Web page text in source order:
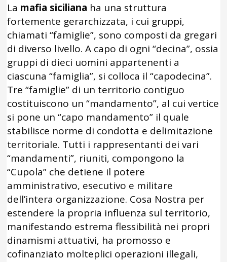
La mafia siciliana ha una struttura
fortemente gerarchizzata, i cui gruppi,
chiamati “famiglie”, sono composti da gregari
di diverso livello. A capo di ogni “decina”, ossia
gruppi di dieci uomini appartenenti a
ciascuna “famiglia”, si colloca il “capodecina”.
Tre “famiglie” di un territorio contiguo
costituiscono un “mandamento”, al cui vertice
si pone un “capo mandamento” il quale
stabilisce norme di condotta e delimitazione
territoriale. Tutti i rappresentanti dei vari
“mandamenti”, riuniti, compongono la
“Cupola” che detiene il potere
amministrativo, esecutivo e militare
dell’intera organizzazione. Cosa Nostra per
estendere la propria influenza sul territorio,
manifestando estrema flessibilità nei propri
dinamismi attuativi, ha promosso e
cofinanziato molteplici operazioni illegali,